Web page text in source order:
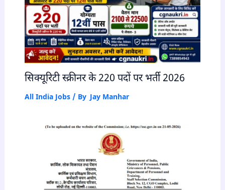
सिक्यूरिटी स्क्रीनर के 220 पदों पर भर्ती 2026
All India Jobs/ By Jay Manhar